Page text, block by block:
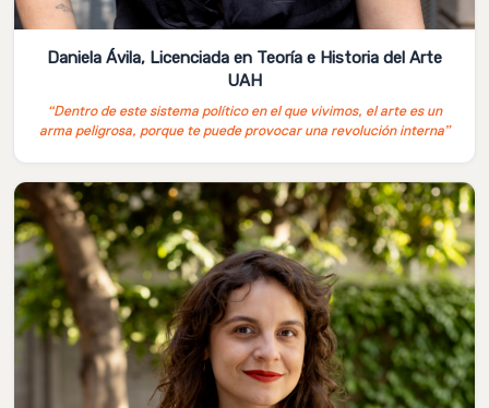
Daniela Ávila, Licenciada en Teoría e Historia del Arte
UAH
“Dentro de este sistema político en el que vivimos, el arte es un
arma peligrosa, porque te puede provocar una revolución interna”